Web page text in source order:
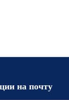
на почту